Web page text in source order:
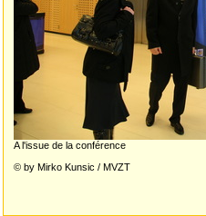
A l'issue de la conférence
© by Mirko Kunsic / MVZT